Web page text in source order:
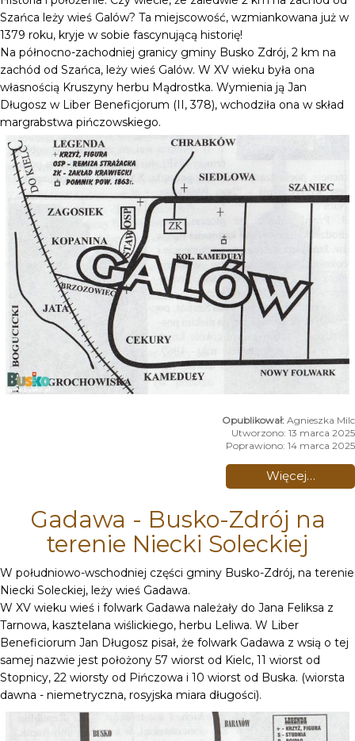
Szańca leży wieś Galów? Ta miejscowość, wzmiankowana już w
1379 roku, kryje w sobie fascynującą historię!
Na północno-zachodniej granicy gminy Busko Zdrój, 2 km na
zachód od Szańca, leży wieś Galów. W XV wieku była ona
własnością Kruszyny herbu Mądrostka. Wymienia ją Jan
Długosz w Liber Beneficjorum (II, 378), wchodziła ona w skład
margrabstwa pińczowskiego.
Agnieszka Milc
Utworzono: 13 marca 2025
Poprawiono: 14 marca 2025
Więcej…
Gadawa - Busko-Zdrój na
terenie Niecki Soleckiej
W południowo-wschodniej części gminy Busko-Zdrój, na terenie
Niecki Soleckiej, leży wieś Gadawa.
W XV wieku wieś i folwark Gadawa należały do Jana Feliksa z
Tarnowa, kasztelana wiślickiego, herbu Leliwa. W Liber
Beneficiorum Jan Długosz pisał, że folwark Gadawa z wsią o tej
samej nazwie jest położony 57 wiorst od Kielc, 11 wiorst od
Stopnicy, 22 wiorsty od Pińczowa i 10 wiorst od Buska. (wiorsta
dawna - niemetryczna, rosyjska miara długości).